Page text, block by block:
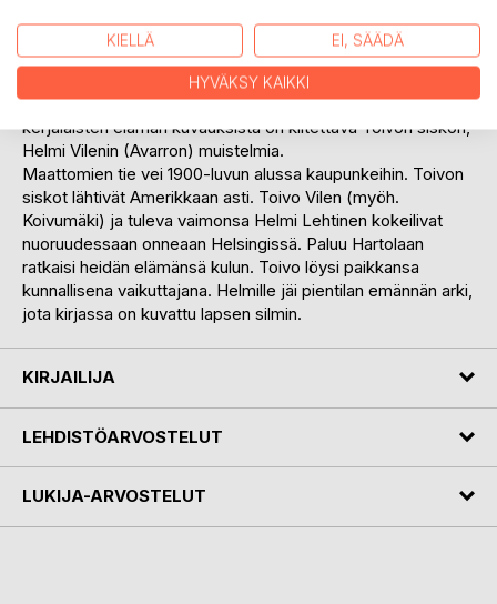
perehtyminen sukututkimuksen saloihin. Loppuviitteet
auttavat lukijaa löytämään alkuperäiset lähteet
Ekon kartanon krouvinpitäjä perheineen eli kahden
maailman rajamaalla. Kartanoiden, torppareiden ja
kerjäläisten elämän kuvauksista on kiitettävä Toivon siskon,
Helmi Vilenin (Avarron) muistelmia.
Maattomien tie vei 1900-luvun alussa kaupunkeihin. Toivon
siskot lähtivät Amerikkaan asti. Toivo Vilen (myöh.
Koivumäki) ja tuleva vaimonsa Helmi Lehtinen kokeilivat
nuoruudessaan onneaan Helsingissä. Paluu Hartolaan
ratkaisi heidän elämänsä kulun. Toivo löysi paikkansa
kunnallisena vaikuttajana. Helmille jäi pientilan emännän arki,
jota kirjassa on kuvattu lapsen silmin.
KIRJAILIJA
LEHDISTÖARVOSTELUT
LUKIJA-ARVOSTELUT
KIELLÄ EI, SÄÄDÄ
HYVÄKSY KAIKKI